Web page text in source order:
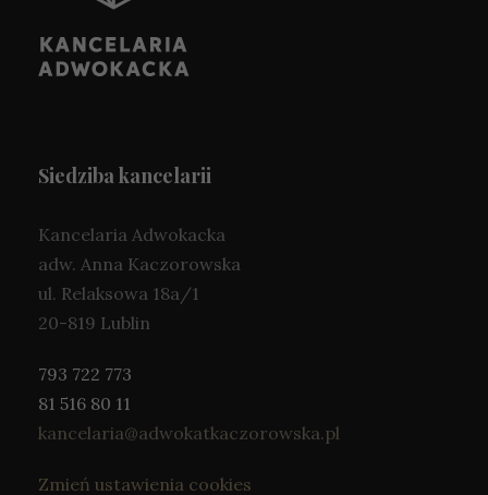
Siedziba kancelarii
Kancelaria Adwokacka
adw. Anna Kaczorowska
ul. Relaksowa 18a/1
20-819 Lublin
793 722 773
81 516 80 11
kancelaria@adwokatkaczorowska.pl
Zmień ustawienia cookies